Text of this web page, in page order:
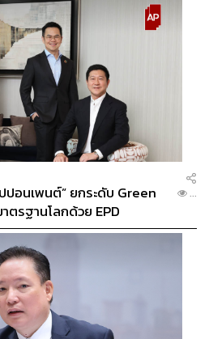
ปอนเพนต์” ยกระดับ Green
ตรฐานโลกด้วย EPD
คิด Global Standards for
ส่งมอบบ้านคุณภาพ ลด
มปั้นนักออกแบบที่ใส่ใจโลก
...